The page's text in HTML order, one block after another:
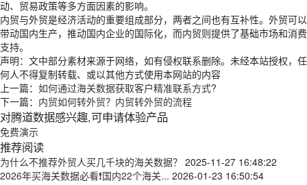
动、贸易政策等多方面因素的影响。
内贸与外贸是经济活动的重要组成部分，两者之间也有互补性。外贸可以
带动国内生产，推动国内企业的国际化，而内贸则提供了基础市场和消费
支持。
声明：文中部分素材来源于网络，如有侵权联系删除。未经本站授权，任
何人不得复制转载、或以其他方式使用本网站的内容
上一篇： 如何通过海关数据获取客户精准联系方式?
下一篇： 内贸如何转外贸？内贸转外贸的流程
对腾道数据感兴趣,可申请体验产品
免费演示
推荐阅读
为什么不推荐外贸人买几千块的海关数据？ 2025-11-27 16:48:22
2026年买海关数据必看❗国内22个海关... 2026-01-23 16:50:54